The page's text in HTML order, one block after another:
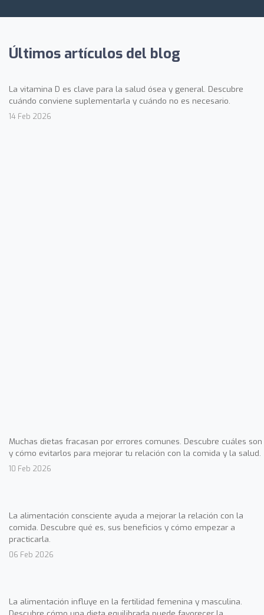
Últimos artículos del blog
La vitamina D es clave para la salud ósea y general. Descubre
cuándo conviene suplementarla y cuándo no es necesario.
14 Feb 2026
Muchas dietas fracasan por errores comunes. Descubre cuáles son
y cómo evitarlos para mejorar tu relación con la comida y la salud.
10 Feb 2026
La alimentación consciente ayuda a mejorar la relación con la
comida. Descubre qué es, sus beneficios y cómo empezar a
practicarla.
06 Feb 2026
La alimentación influye en la fertilidad femenina y masculina.